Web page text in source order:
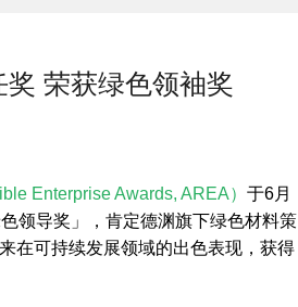
荣获绿色领袖奖
Enterprise Awards, AREA） 于6月
领导奖」，肯定德渊旗下绿色材料策
在可持续发展领域的出色表现，获得